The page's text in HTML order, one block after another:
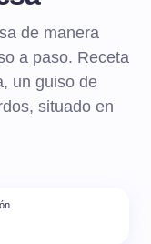
de manera
a paso. Receta
un guiso de
situado en